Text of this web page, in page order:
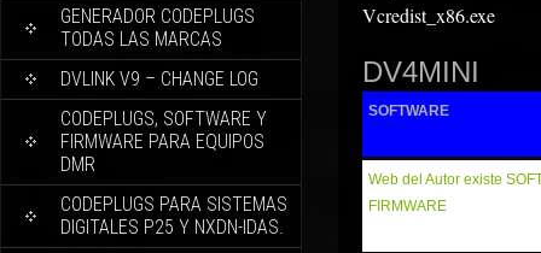
GENERADOR CODEPLUGS
TODAS LAS MARCAS
DVLINK V9 – CHANGE LOG
CODEPLUGS, SOFTWARE Y
FIRMWARE PARA EQUIPOS
DMR
CODEPLUGS PARA SISTEMAS
DIGITALES P25 Y NXDN-IDAS.
Vcredist_x86.exe
DV4MINI
SOFTWARE
Web del Autor existe
FIRMWARE